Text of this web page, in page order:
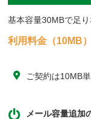
基本容量30MBで足
利用料金（10MB
ご契約は10MB単
メール容量追加